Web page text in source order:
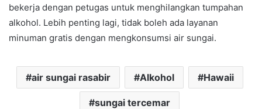
bekerja dengan petugas untuk menghilangkan tumpahan
alkohol. Lebih penting lagi, tidak boleh ada layanan
minuman gratis dengan mengkonsumsi air sungai.
air sungai rasabir Alkohol Hawaii
sungai tercemar